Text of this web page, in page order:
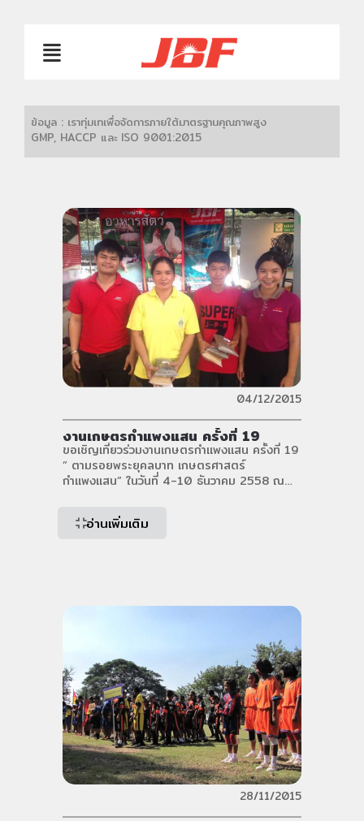
ข้อมูล : เราทุ่มเทเพื่อจัดการภายใต้มาตรฐานคุณภาพสูง
GMP, HACCP และ ISO 9001:2015
04/12/2015
งานเกษตรกำแพงแสน ครั้งที่ 19
ขอเชิญเที่ยวร่วมงานเกษตรกำแพงแสน ครั้งที่ 19
” ตามรอยพระยุคลบาท เกษตรศาสตร์
กำแพงแสน” ในวันที่ 4-10 ธันวาคม 2558 ณ
จ.นครปฐม ทาง บริษัท เจบีเอฟ จำกัด ได้ร่วมจัด
กิจกรรมพร้อมเจ้าหน้าที่ให้คำแนะนำผลิตสินค้าของ
อ่านเพิ่มเติม
28/11/2015